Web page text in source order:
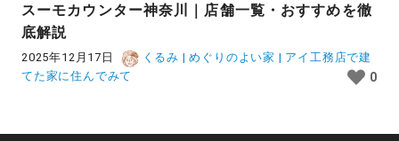
スーモカウンター神奈川｜店舗一覧・おすすめを徹
底解説
2025年12月17日
くるみ | めぐりのよい家 | アイ工務店で建
てた家に住んでみて
0